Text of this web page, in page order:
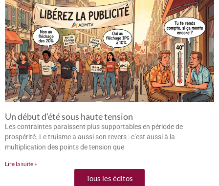
Un début d’été sous haute tension
Les contraintes paraissent plus supportables en période de
prospérité. Le truisme a aussi son revers : c’est aussi à la
multiplication des points de tension que
Lire la suite »
Tous les éditos